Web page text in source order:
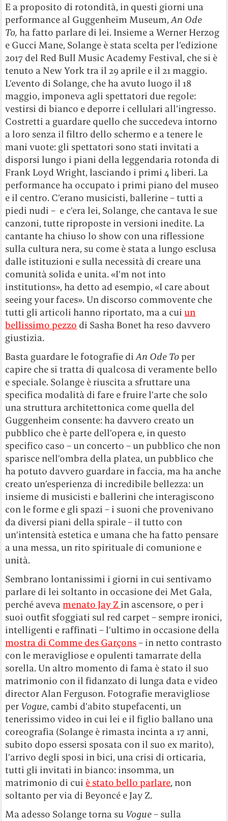
E a proposito di rotondità, in questi giorni una
performance al Guggenheim Museum,An Ode
To, ha fatto parlare di lei. Insieme a Werner Herzog
e Gucci Mane, Solange è stata scelta per l’edizione
2017 del Red Bull Music Academy Festival, che si è
tenuto a New York tra il 29 aprile e il 21 maggio.
L’evento di Solange, che ha avuto luogo il 18
maggio, imponeva agli spettatori due regole:
vestirsi di bianco e deporre i cellulari all’ingresso.
Costretti a guardare quello che succedeva intorno
a loro senza il filtro dello schermo e a tenere le
mani vuote: gli spettatori sono stati invitati a
disporsi lungo i piani della leggendaria rotonda di
Frank Loyd Wright, lasciando i primi 4 liberi. La
performance ha occupato i primi piano del museo
e il centro. C’erano musicisti, ballerine – tutti a
piedi nudi – e c’era lei, Solange, che cantava le sue
canzoni, tutte riproposte in versioni inedite. La
cantante ha chiuso lo show con una riflessione
sulla cultura nera, su come è stata a lungo esclusa
dalle istituzioni e sulla necessità di creare una
comunità solida e unita. «I’m not into
institutions», ha detto ad esempio, «I care about
seeing your faces». Un discorso commovente che
tutti gli articoli hanno riportato, ma a cuiun
bellissimo pezzo di Sasha Bonet ha reso davvero
giustizia.
Basta guardare le fotografie diAn Ode To per
capire che si tratta di qualcosa di veramente bello
e speciale. Solange è riuscita a sfruttare una
specifica modalità di fare e fruire l’arte che solo
una struttura architettonica come quella del
Guggenheim consente: ha davvero creato un
pubblico che è parte dell’opera e, in questo
specifico caso – un concerto – un pubblico che non
sparisce nell’ombra della platea, un pubblico che
ha potuto davvero guardare in faccia, ma ha anche
creato un’esperienza di incredibile bellezza: un
insieme di musicisti e ballerini che interagiscono
con le forme e gli spazi – i suoni che provenivano
da diversi piani della spirale – il tutto con
un’intensità estetica e umana che ha fatto pensare
a una messa, un rito spirituale di comunione e
unità.
Sembrano lontanissimi i giorni in cui sentivamo
parlare di lei soltanto in occasione dei Met Gala,
perché aveva menato Jay Z in ascensore, o per i
suoi outfit sfoggiati sul red carpet – sempre ironici,
intelligenti e raffinati – l’ultimo in occasione della
mostra di Comme des Garçons– in netto contrasto
con le meravigliose e opulenti tamarrate della
sorella. Un altro momento di fama è stato il suo
matrimonio con il fidanzato di lunga data e video
director Alan Ferguson. Fotografie meravigliose
per Vogue, cambi d’abito stupefacenti, un
tenerissimo video in cui lei e il figlio ballano una
coreografia (Solange è rimasta incinta a 17 anni,
subito dopo essersi sposata con il suo ex marito),
l’arrivo degli sposi in bici, una crisi di orticaria,
tutti gli invitati in bianco: insomma, un
matrimonio di cui è stato bello parlare, non
soltanto per via di Beyoncé e Jay Z.
Ma adesso Solange torna su Vogue– sulla